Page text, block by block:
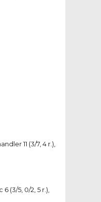
11 (3/7, 4 r.),
6 (3/5, 0/2, 5 r.),